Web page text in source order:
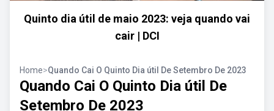
Quinto dia útil de maio 2023: veja quando vai
cair | DCI
Home>Quando Cai O Quinto Dia útil De Setembro De 2023
Quando Cai O Quinto Dia útil De
Setembro De 2023